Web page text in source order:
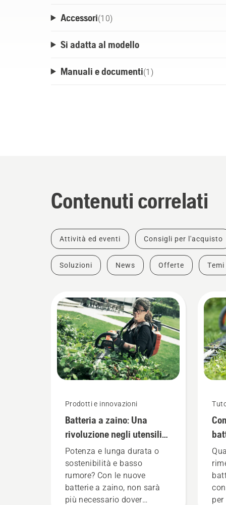
Accessori(10)
Si adatta al modello
Manuali e documenti(1 )
Contenuti correlati
Attività ed eventi Consigli per l'acquisto
Soluzioni News Offerte Temi
Prodotti e innovazioni
Batteria a zaino: Una
rivoluzione negli utensili
portatili a batteria
Potenza e lunga durata o
sostenibilità e basso
rumore? Con le nuove
batterie a zaino, non sarà
più necessario dover